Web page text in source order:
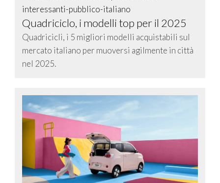
Quadriciclo, i modelli top per il 2025
Quadricicli, i 5 migliori modelli acquistabili sul
mercato italiano per muoversi agilmente in città
nel 2025.